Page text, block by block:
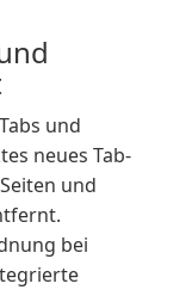
und
neues Tab-
und
bei